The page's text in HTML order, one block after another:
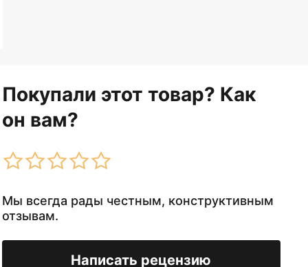
Покупали этот товар? Как
он вам?
Мы всегда рады честным, конструктивным
отзывам.
Написать рецензию